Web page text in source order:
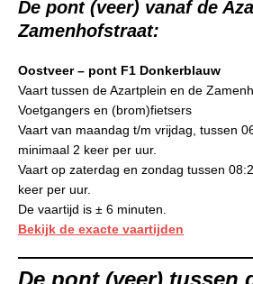
De pont (veer) vanaf de
Zamenhofstraat:
Oostveer – pont F1 Donkerblauw
Vaart tussen de Azartplein en de
Voetgangers en (brom)fietsers
Vaart van maandag t/m vrijdag, tussen
minimaal 2 keer per uur.
Vaart op zaterdag en zondag tussen
keer per uur.
De vaartijd is ± 6 minuten.
Bekijk de exacte vaartijden